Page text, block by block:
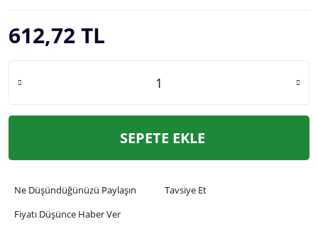
612,72 TL
SEPETE EKLE
Ne Düşündüğünüzü Paylaşın
Tavsiye Et
Fiyatı Düşünce Haber Ver